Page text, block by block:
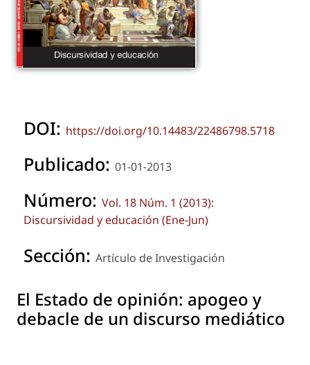
DOI: https://doi.org/10.14483/22486798.5718
Publicado: 01-01-2013
Número: Vol. 18 Núm. 1 (2013):
Discursividad y educación (Ene-Jun)
Sección: Artículo de Investigación
El Estado de opinión: apogeo y
debacle de un discurso mediático